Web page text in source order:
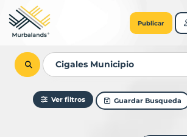
Publicar
Ver filtros Guardar Busqueda